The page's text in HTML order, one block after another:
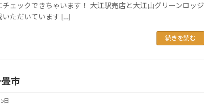
チェックできちゃいます！ 大江駅売店と大江山グリーンロッジ
いただいています […]
続きを読む
市
日